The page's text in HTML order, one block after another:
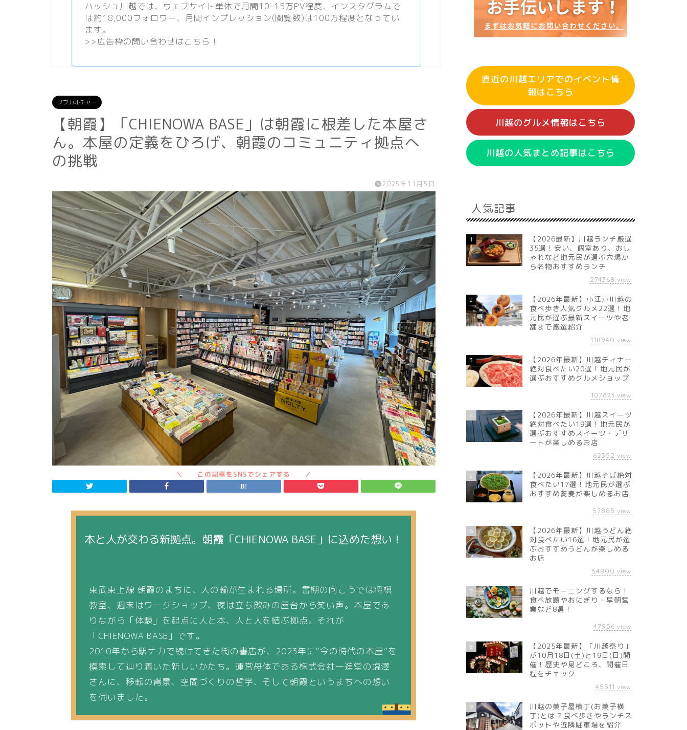
ハッシュ川越では、ウェブサイト単体で月間10-15万PV程度、 インスタグラムで
は約18,000フォロワー、月間インプレッション(閲覧数)は100万程度となってい
ます。
>>広告枠の問い合わせはこちら！
サブカルチャー
【朝霞】「CHIENOWA BASE」は朝霞に根差した本屋さ
ん。本屋の定義をひろげ、朝霞のコミュニティ拠点へ
の挑戦
2025年11月5日
本と人が交わる新拠点。朝霞「CHIENOWA BASE」に込めた想い！
東武東上線 朝霞のまちに、人の輪が生まれる場所。書棚の向こうでは将棋
教室、週末はワークショップ、夜は立ち飲みの屋台から笑い声。本屋であ
りながら「体験」を起点に人と本、人と人を結ぶ拠点。それが
「CHIENOWA BASE」です。
2010年から駅ナカで続けてきた街の書店が、2023年に“今の時代の本屋”を
模索して辿り着いた新しいかたち。運営母体である株式会社一進堂の塩澤
さんに、移転の背景、空間づくりの哲学、そして朝霞というまちへの想い
を伺いました。
直近の川越エリアでのイベント情
報はこちら
川越のグルメ情報はこちら
川越の人気まとめ記事はこちら
人気記事
1
【2026最新】川越ランチ厳選
35選！安い、個室あり、おし
ゃれなど地元民が選ぶ穴場か
ら名物おすすめランチ
274368 view
2
【2026年最新】小江戸川越の
食べ歩き人気グルメ22選！地
元民が選ぶ最新スイーツや老
舗まで厳選紹介
118940 view
3
【2026年最新】川越ディナー
絶対食べたい20選！地元民が
選ぶおすすめグルメショップ
107673 view
4
【2026年最新】川越スイーツ
絶対食べたい19選！地元民が
選ぶおすすめスイーツ・デザ
ートが楽しめるお店
62352 view
5
【2026年最新】川越そば絶対
食べたい17選！地元民が選ぶ
おすすめ蕎麦が楽しめるお店
57885 view
6
【2026年最新】川越うどん絶
対食べたい16選！地元民が選
ぶおすすめうどんが楽しめる
お店
54800 view
7
川越でモーニングするなら！
食べ放題やおにぎり・早朝営
業など8選！
47956 view
8
【2025年最新】「川越祭り」
が10月18日(土)と19日(日)開
催！歴史や見どころ、開催日
程をチェック
45511 view
9
川越の菓子屋横丁(お菓子横
丁)とは？食べ歩きやランチス
ポットや近隣駐車場を紹介